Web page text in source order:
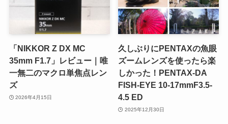
「NIKKOR Z DX MC
35mm F1.7」レビュー｜唯
一無二のマクロ単焦点レン
ズ
2026年4月15日
久しぶりにPENTAXの魚眼
ズームレンズを使ったら楽
しかった！PENTAX-DA
FISH-EYE 10-17mmF3.5-
4.5 ED
2025年12月30日